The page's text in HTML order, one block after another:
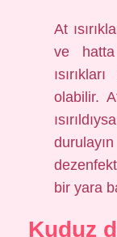
At
ve
olabilir.
bir yara
Kuduz